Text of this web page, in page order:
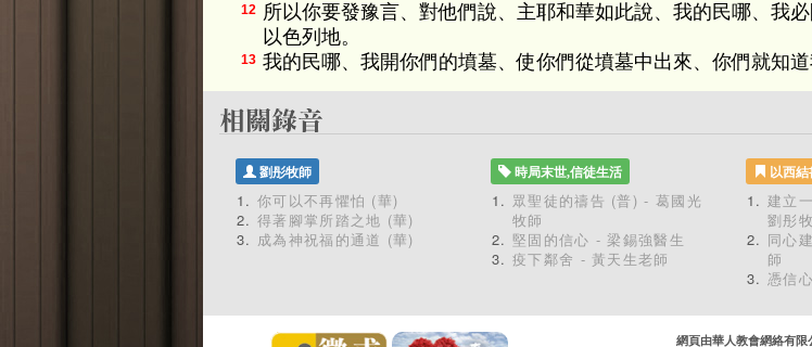
12 所以你要發豫言、對他們說、主耶和華如此說、我的民哪、我
以色列地。
13 我的民哪、我開你們的墳墓、使你們從墳墓中出來、你們就知道
劉彤牧師
你可以不再懼怕 (華)
得著腳掌所踏之地 (華)
成為神祝福的通道 (華)
時局末世,信徒生活
眾聖徒的禱告 (普) - 葛國光
牧師
堅固的信心 - 梁錫強醫生
疫下鄰舍 - 黃天生老師
以西結
建立
劉彤
同心
師
憑信
網頁由華人教會網絡有